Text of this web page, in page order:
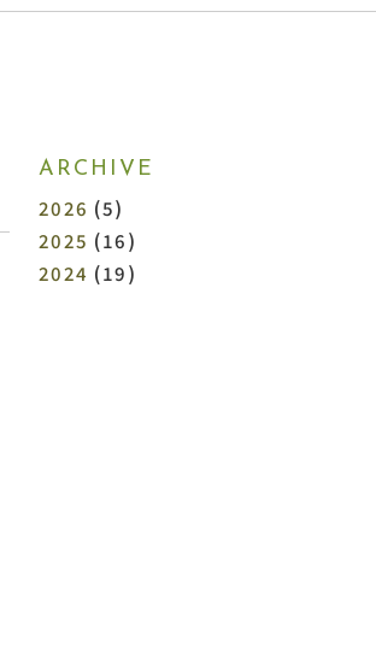
ARCHIVE
2026 (5)
2025 (16)
2024 (19)